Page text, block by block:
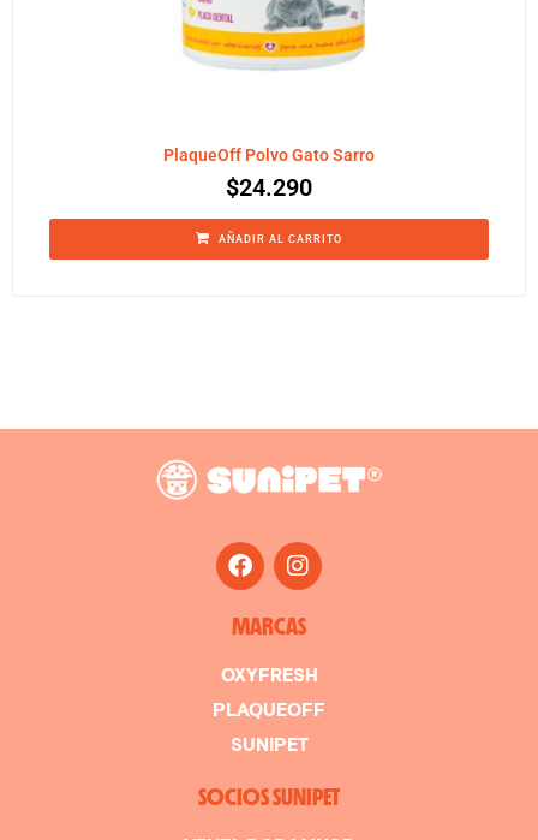
PlaqueOff Polvo Gato Sarro
$24.290
AÑADIR AL CARRITO
MARCAS
OXYFRESH
PLAQUEOFF
SUNIPET
SOCIOS SUNIPET